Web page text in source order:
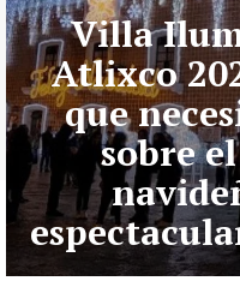
Villa
Atlixco
que
sobre